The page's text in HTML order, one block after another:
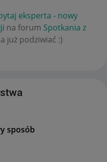
eksperta - nowy
na forum Spotkania z
już podziwiać :)
sposób